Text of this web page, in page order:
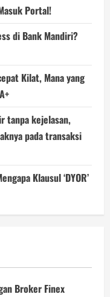
Portal!
di Bank Mandiri?
Kilat, Mana yang
tanpa kejelasan,
pada transaksi
Klausul ‘DYOR’
Broker Finex